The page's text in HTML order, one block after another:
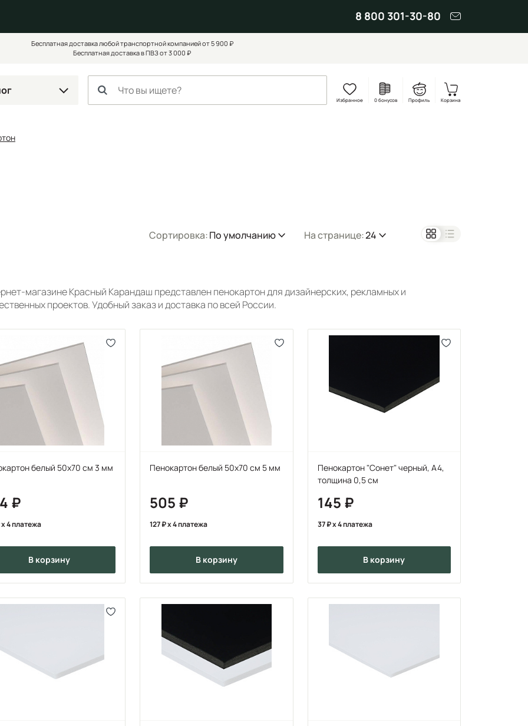
8 800 301-30-80
Бесплатная доставка любой транспортной компанией от 5 900 ₽
Бесплатная доставка в ПВЗ от 3 000 ₽
Избранное 0 бонусов Профиль Корзина
Сортировка:По умолчанию На странице:24
магазине Красный Карандаш представлен пенокартон для дизайнерских, рекламных и
проектов. Удобный заказ и доставка по всей России.
белый 50х70 см 3 мм
x 4 платежа
в корзину
Пенокартон белый 50х70 см 5 мм
505
127 x 4 платежа
в корзину
Пенокартон "Сонет" черный, А4,
толщина 0,5 см
145
37 x 4 платежа
в корзину